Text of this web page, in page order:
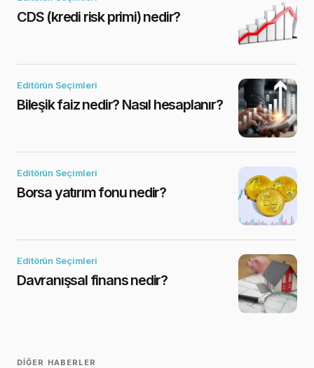
CDS (kredi risk primi) nedir?
Editörün Seçimleri
Bileşik faiz nedir? Nasıl hesaplanır?
Editörün Seçimleri
Borsa yatırım fonu nedir?
Editörün Seçimleri
Davranışsal finans nedir?
DIĞER HABERLER